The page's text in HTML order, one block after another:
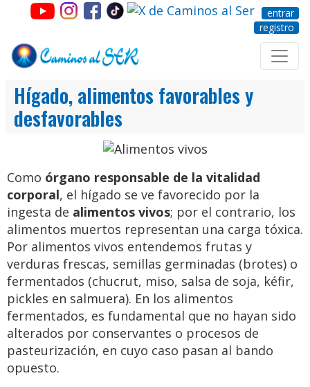
entrar
registro
Hígado, alimentos favorables y
desfavorables
Como órgano responsable de la vitalidad
corporal, el hígado se ve favorecido por la
ingesta de alimentos vivos; por el contrario, los
alimentos muertos representan una carga tóxica.
Por alimentos vivos entendemos frutas y
verduras frescas, semillas germinadas (brotes) o
fermentados (chucrut, miso, salsa de soja, kéfir,
pickles en salmuera). En los alimentos
fermentados, es fundamental que no hayan sido
alterados por conservantes o procesos de
pasteurización, en cuyo caso pasan al bando
opuesto.